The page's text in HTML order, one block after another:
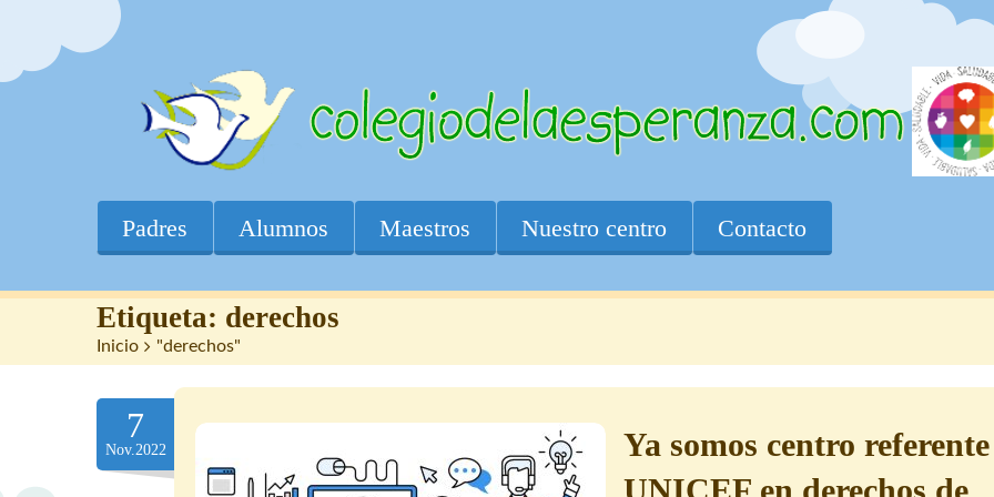
Padres Alumnos Maestros Nuestro centro Contacto
Etiqueta: derechos
Inicio > "derechos"
7
Nov.2022
Ya somos centro